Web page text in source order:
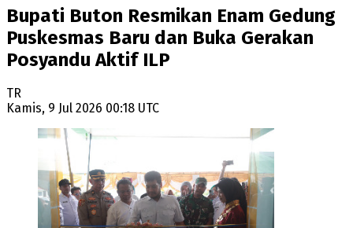
Bupati Buton Resmikan Enam Gedung
Puskesmas Baru dan Buka Gerakan
Posyandu Aktif ILP
TR
Kamis, 9 Jul 2026 00:18 UTC